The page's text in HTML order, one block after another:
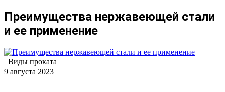
Преимущества нержавеющей стали
и ее применение
Виды проката
9 августа 2023